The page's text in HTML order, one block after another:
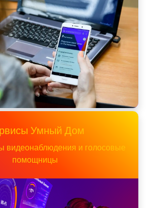
Умный Дом
видеонаблюдения и голосовые
помощницы